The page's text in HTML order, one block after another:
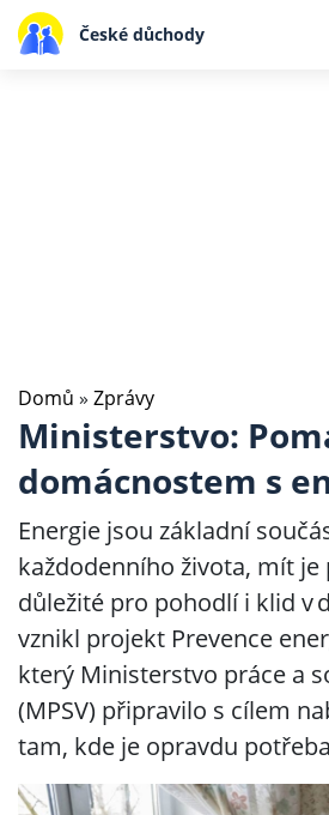
České důchody
Domů » Zprávy
Ministerstvo:
domácnostem s
Energie jsou základní
každodenního života, mít
důležité pro pohodlí i klid v
vznikl projekt Prevence
který Ministerstvo práce a
(MPSV) připravilo s cílem
tam, kde je opravdu